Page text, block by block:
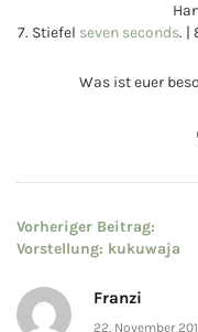
7. Stiefel seven seconds. |
Was ist euer
Beitragsnavigation
Vorheriger Beitrag:
Vorstellung: kukuwaja
Franzi
22. November